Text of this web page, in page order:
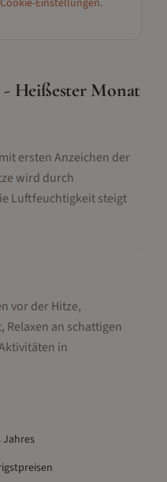
Cookie-Einstellungen.
Heißester Monat
ersten Anzeichen der
wird durch
Luftfeuchtigkeit steigt
vor der Hitze,
an schattigen
in
Jahres